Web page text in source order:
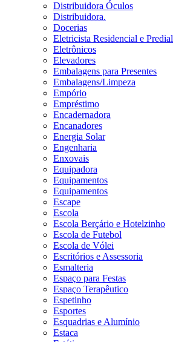
Distribuidora Óculos
Distribuidora.
Docerias
Eletricista Residencial e Predial
Eletrônicos
Elevadores
Embalagens para Presentes
Embalagens/Limpeza
Empório
Empréstimo
Encadernadora
Encanadores
Energia Solar
Engenharia
Enxovais
Equipadora
Equipamentos
Equipamentos
Escape
Escola
Escola Berçário e Hotelzinho
Escola de Futebol
Escola de Vólei
Escritórios e Assessoria
Esmalteria
Espaço para Festas
Espaço Terapêutico
Espetinho
Esportes
Esquadrias e Alumínio
Estaca